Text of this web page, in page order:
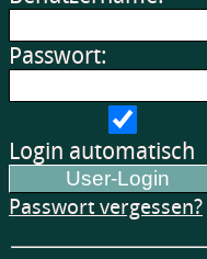
Passwort:
Login automatisch
Passwort vergessen?